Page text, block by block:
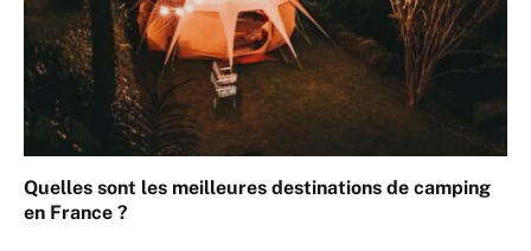
Quelles sont les meilleures destinations de camping
en France ?